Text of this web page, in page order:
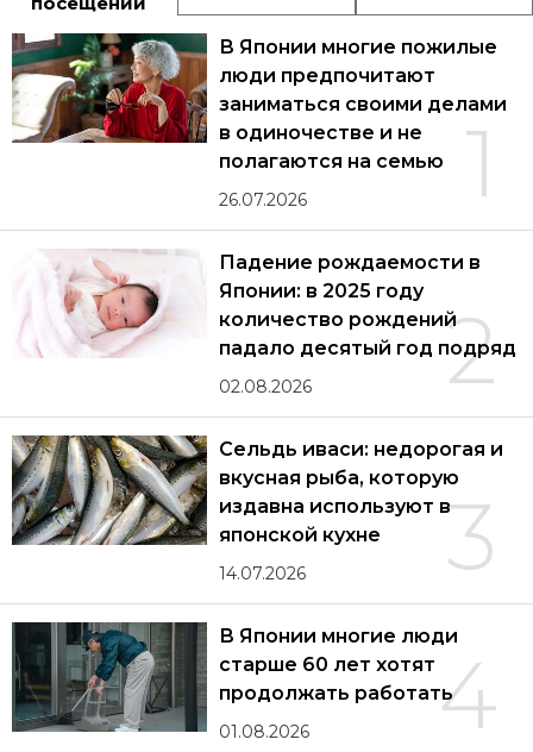
1
В Японии многие пожилые
люди предпочитают
заниматься своими делами
в одиночестве и не
полагаются на семью
26.07.2026
2
Падение рождаемости в
Японии: в 2025 году
количество рождений
падало десятый год подряд
02.08.2026
3
Сельдь иваси: недорогая и
вкусная рыба, которую
издавна используют в
японской кухне
14.07.2026
4
В Японии многие люди
старше 60 лет хотят
продолжать работать
01.08.2026